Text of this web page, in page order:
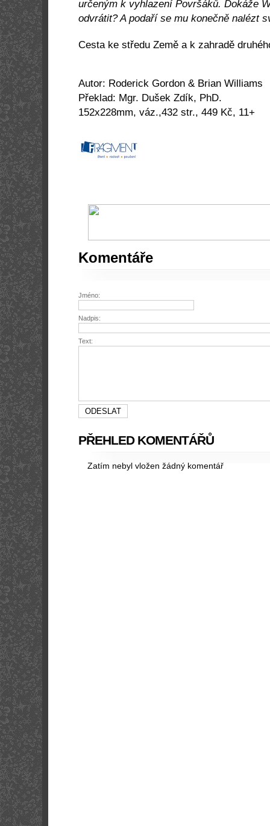
určeným k vyhlazení Površáků. Dokáže
odvrátit? A podaří se mu konečně nalézt
Cesta ke středu Země a k zahradě
Autor: Roderick Gordon & Brian Williams
Překlad: Mgr. Dušek Zdík, PhD.
152x228mm, váz.,432 str., 449 Kč, 11+
Komentáře
Jméno:
Nadpis:
Text:
PŘEHLED KOMENTÁŘŮ
Zatím nebyl vložen žádný komentář